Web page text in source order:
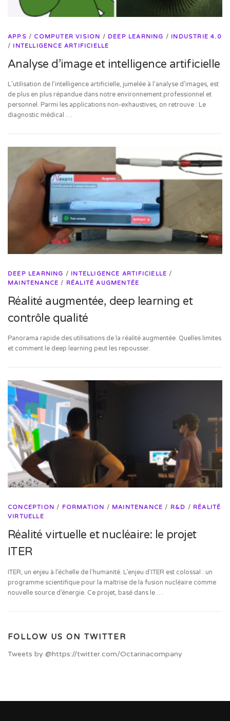
APPS / COMPUTER VISION / DEEP LEARNING / INDUSTRIE 4.0
/ INTELLIGENCE ARTIFICIELLE
Analyse d’image et intelligence artificielle
L’utilisation de l’intelligence artificielle, jumelée à l’analyse d’images, est
de plus en plus répandue dans notre environnement professionnel et
personnel. Parmi les applications non-exhaustives, on retrouve : Le
diagnostic médical …
DEEP LEARNING / INTELLIGENCE ARTIFICIELLE /
MAINTENANCE / RÉALITÉ AUGMENTÉE
Réalité augmentée, deep learning et
contrôle qualité
Panorama rapide des utilisations de la réalité augmentée. Quelles limites
et comment le deep learning peut les repousser.
CONCEPTION / FORMATION / MAINTENANCE / R&D / RÉALITÉ
VIRTUELLE
Réalité virtuelle et nucléaire: le projet
ITER
ITER, un enjeu à l’échelle de l’humanité. L’enjeu d’ITER est colossal : un
programme scientifique pour la maîtrise de la fusion nucléaire comme
nouvelle source d’énergie. Ce projet, basé dans le …
FOLLOW US ON TWITTER
Tweets by @https://twitter.com/Octarinacompany